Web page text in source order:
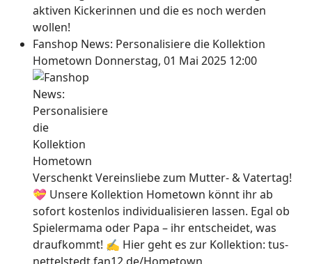
aktiven Kickerinnen und die es noch werden
wollen!
Fanshop News: Personalisiere die Kollektion
Hometown Donnerstag, 01 Mai 2025 12:00
Verschenkt Vereinsliebe zum Mutter- & Vatertag!
💝 Unsere Kollektion Hometown könnt ihr ab
sofort kostenlos individualisieren lassen. Egal ob
Spielermama oder Papa – ihr entscheidet, was
draufkommt! ✍ Hier geht es zur Kollektion: tus-